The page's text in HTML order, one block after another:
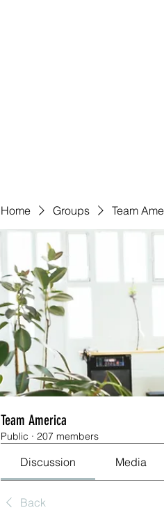
Home Groups Team
Team America
Public · 207 members
Discussion Media
Back